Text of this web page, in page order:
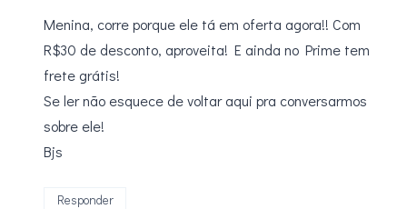
Menina, corre porque ele tá em oferta agora!! Com
R$30 de desconto, aproveita! E ainda no Prime tem
frete grátis!
Se ler não esquece de voltar aqui pra conversarmos
sobre ele!
Bjs
Responder